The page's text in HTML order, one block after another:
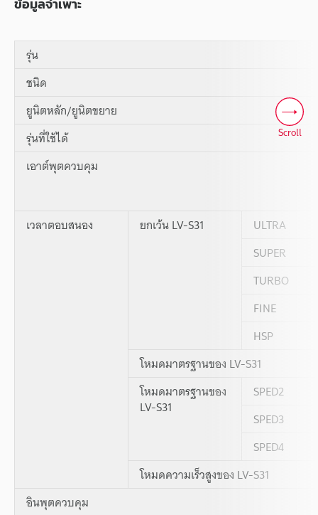
รุ่น
ชนิด
ยูนิตหลัก/ยูนิตขยาย
รุ่นที่ใช้ได้
เอาต์พุตควบคุม
เวลาตอบสนอง ยกเว้น LV-S31
ULTRA
SUPER
TURBO
FINE
HSP
โหมดมาตรฐานของ LV-S31
โหมดมาตรฐานของ
LV-S31
SPED2
SPED3
SPED4
โหมดความเร็วสูงของ LV-S31
อินพุตควบคุม
Scroll